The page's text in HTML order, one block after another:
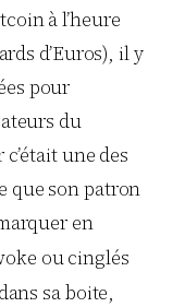
à l’heure
d’Euros), il y
pour
du
une des
que son patron
en
ou cinglés
sa boite,